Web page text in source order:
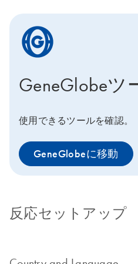
icon_0205_cc_gen_geneglobe-s
GeneGlobe
使用できるツールを確認。
GeneGlobeに移動
反応セットアップ